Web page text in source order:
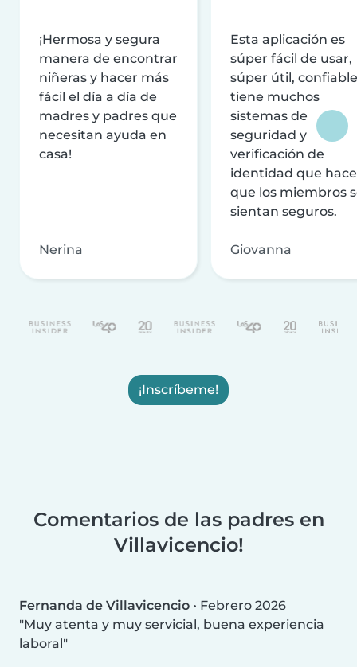
¡Hermosa y segura
manera de encontrar
niñeras y hacer más
fácil el día a día de
madres y padres que
necesitan ayuda en
casa!
Nerina
Esta aplicación es
súper fácil de usar,
súper útil,
tiene muchos
sistemas de
seguridad y
verificación de
identidad que
que los miembros
sientan seguros.
Giovanna
¡Inscríbeme!
Comentarios de las padres en
Villavicencio!
Fernanda de Villavicencio • Febrero 2026
Muy atenta y muy servicial, buena experiencia
laboral